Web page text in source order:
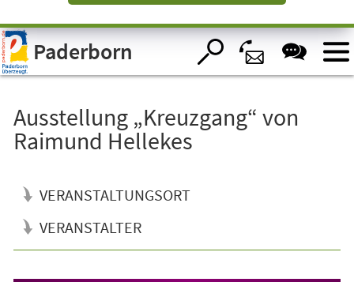
Visuelle
Assistenzsoftware
öffnen.Paderborn
Ausstellung „Kreuzgang“ von
Raimund Hellekes
VERANSTALTUNGSORT
VERANSTALTER